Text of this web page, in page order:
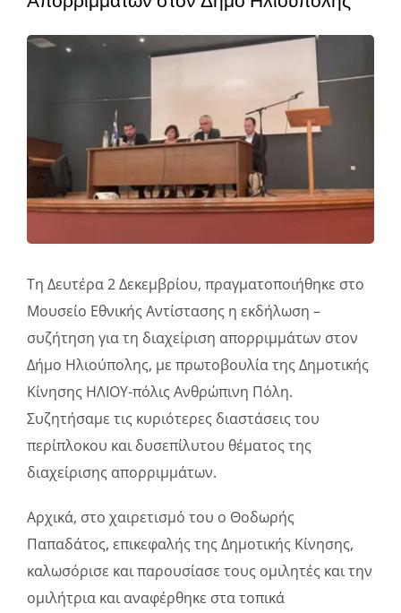
Φάκελοι
για:
Πολιτική Απορρήτου
Τη Δευτέρα 2 Δεκεμβρίου, πραγματοποιήθηκε στο
Μουσείο Εθνικής Αντίστασης η εκδήλωση –
συζήτηση για τη διαχείριση απορριμμάτων στον
Δήμο Ηλιούπολης, με πρωτοβουλία της Δημοτικής
Κίνησης ΗΛΙΟΥ-πόλις Ανθρώπινη Πόλη.
Συζητήσαμε τις κυριότερες διαστάσεις του
περίπλοκου και δυσεπίλυτου θέματος της
διαχείρισης απορριμμάτων.
Αρχικά, στο χαιρετισμό του ο Θοδωρής
Παπαδάτος, επικεφαλής της Δημοτικής Κίνησης,
καλωσόρισε και παρουσίασε τους ομιλητές και την
ομιλήτρια και αναφέρθηκε στα τοπικά